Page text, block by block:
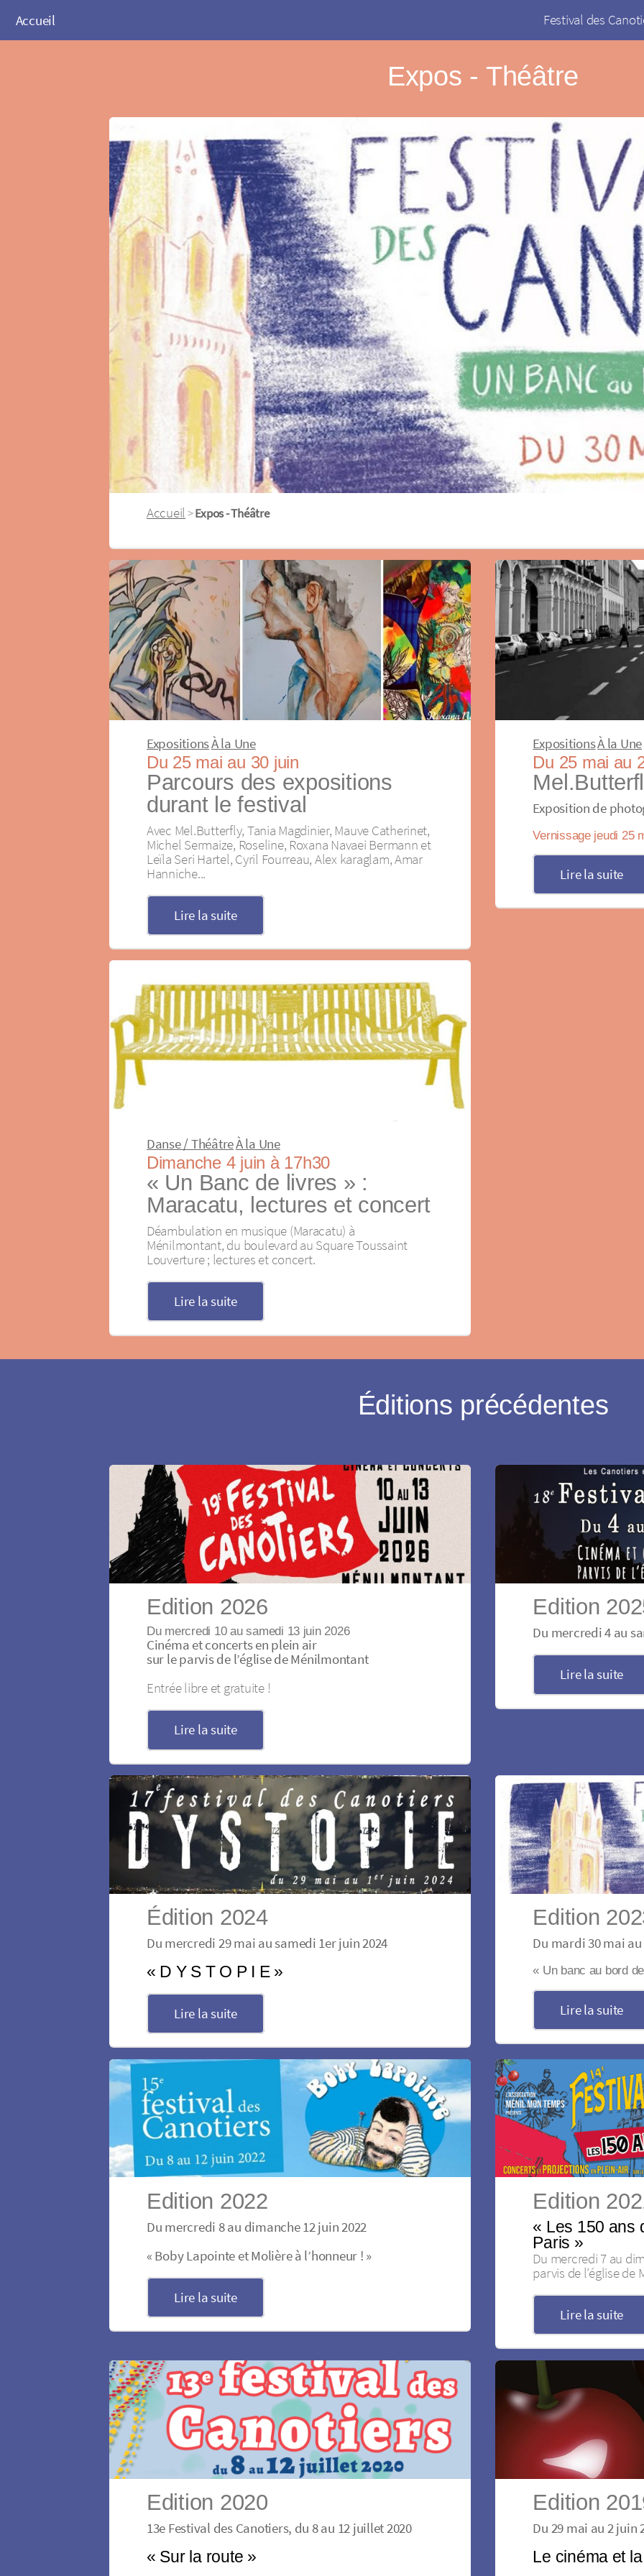
Accueil Festival des
Expos - Théâtre
Accueil>Expos - Théâtre
ExpositionsÀ la Une
Du 25 mai au 30 juin
Parcours des expositions
durant le festival
Avec Mel.Butterfly, Tania Magdinier, Mauve Catherinet,
Michel Sermaize, Roseline, Roxana Navaei Bermann et
Leïla Seri Hartel, Cyril Fourreau, Alex karaglam, Amar
Hanniche...
Lire la suite
ExpositionsÀ la Une
Du 25 mai au
Exposition de
Vernissage jeudi 25
Lire la suite
Danse / ThéâtreÀ la Une
Dimanche 4 juin à 17h30
« Un Banc de livres » :
Maracatu, lectures et concert
Déambulation en musique (Maracatu) à
Ménilmontant, du boulevard au Square Toussaint
Louverture ; lectures et concert.
Lire la suite
Éditions précédentes
Edition 2026
Du mercredi 10 au samedi 13 juin 2026
Cinéma et concerts en plein air
sur le parvis de l’église de Ménilmontant
Entrée libre et gratuite !
Lire la suite
Edition
Du mercredi 4 au
Lire la suite
Édition 2024
Du mercredi 29 mai au samedi 1er juin 2024
« D Y S T O P I E »
Lire la suite
Edition
Du mardi 30 mai
« Un banc au bord
Lire la suite
Edition 2022
Du mercredi 8 au dimanche 12 juin 2022
« Boby Lapointe et Molière à l’honneur ! »
Lire la suite
Edition
« Les 150 ans
Paris »
Du mercredi 7 au
parvis de l’église de
Lire la suite
Edition 2020
13e Festival des Canotiers, du 8 au 12 juillet 2020
« Sur la route »
Edition
Du 29 mai au 2 juin
Le cinéma et